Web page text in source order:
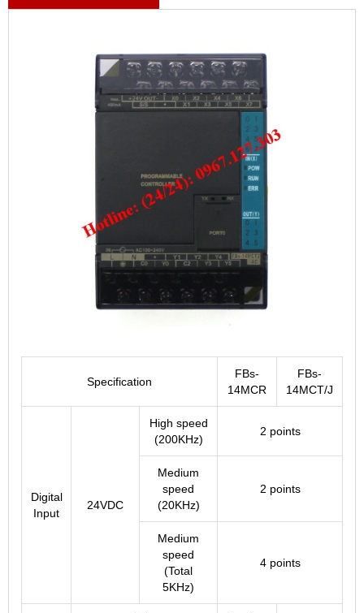
Specification
FBs-
14MCR
FBs-
14MCT/J
Digital
Input
24VDC
High speed
(200KHz)
2 points
Medium
speed
(20KHz)
2 points
Medium
speed
(Total
5KHz)
4 points